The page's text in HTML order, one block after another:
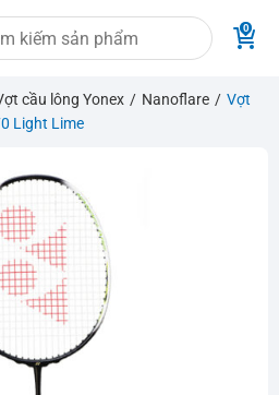
cầu lông Yonex / Nanoflare / Vợt
Light Lime